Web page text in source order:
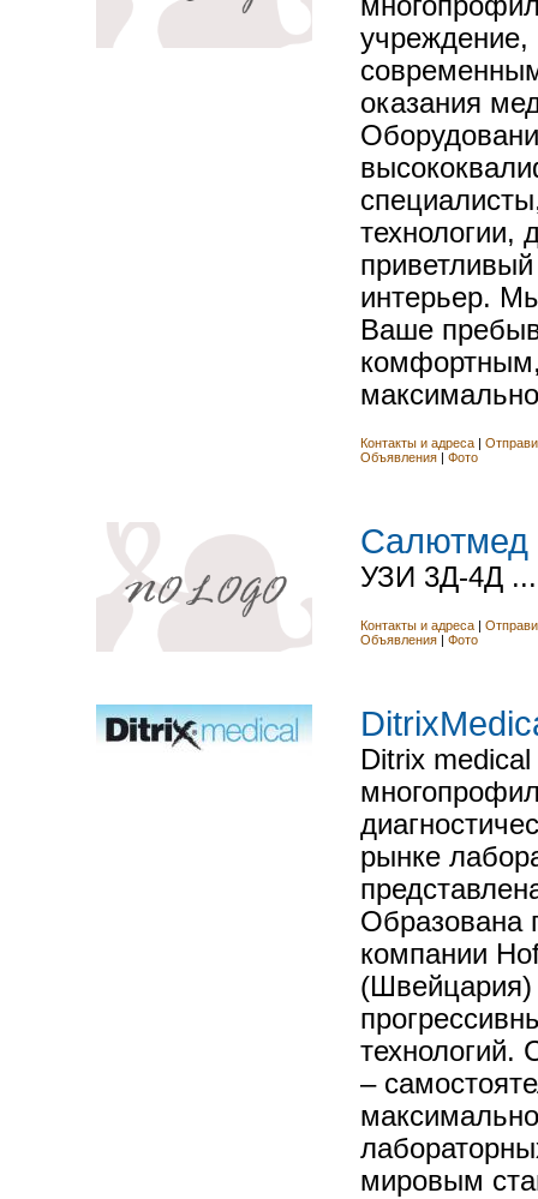
оказания
технологии,
интерьер.
Ваше
Контакты и адреса |
Объявления | Фото
Cалютмед
УЗИ 3Д-4Д ...
Контакты и адреса |
Объявления | Фото
Ditrix
рынке
Образована
компании
(Швейцария)
технологий.
–
мировым